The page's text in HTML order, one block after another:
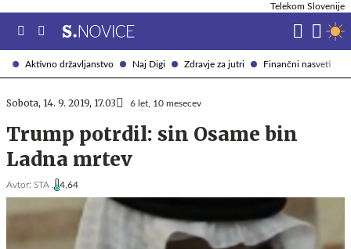
Aktivno državljanstvo Naj Digi Zdravje za jutri Finančni nasveti
Telekom Slovenije
Sobota, 14. 9. 2019, 17.03 6 let, 10 mesecev
Trump potrdil: sin Osame bin
Ladna mrtev
Avtor: STA , 4,64